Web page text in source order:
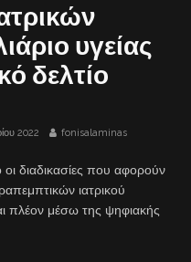
υγείας
δελτίο
2022 fonisalaminas
διαδικασίες που αφορούν
ιατρικού
πλέον μέσω της ψηφιακής